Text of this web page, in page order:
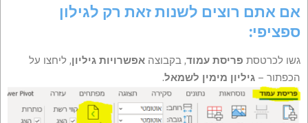
אם אתם רוצים לשנות זאת רק לגילון
ספציפי:
גשו לכרטסת פריסת עמוד, בקבוצה אפשרויות גיליון, ליחצו על
הכפתור – גיליון מימין לשמאל.